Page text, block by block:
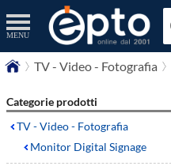
MENU
TV - Video - Fotografia
Categorie prodotti
TV - Video - Fotografia
Monitor Digital Signage